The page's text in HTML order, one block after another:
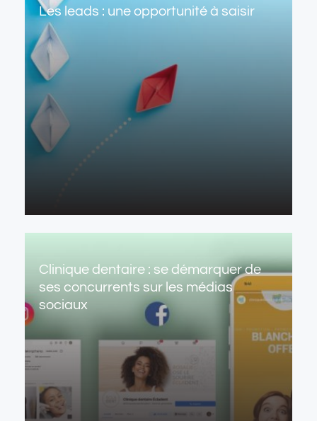
Les leads : une opportunité à saisir
Clinique dentaire : se démarquer de
ses concurrents sur les médias
sociaux